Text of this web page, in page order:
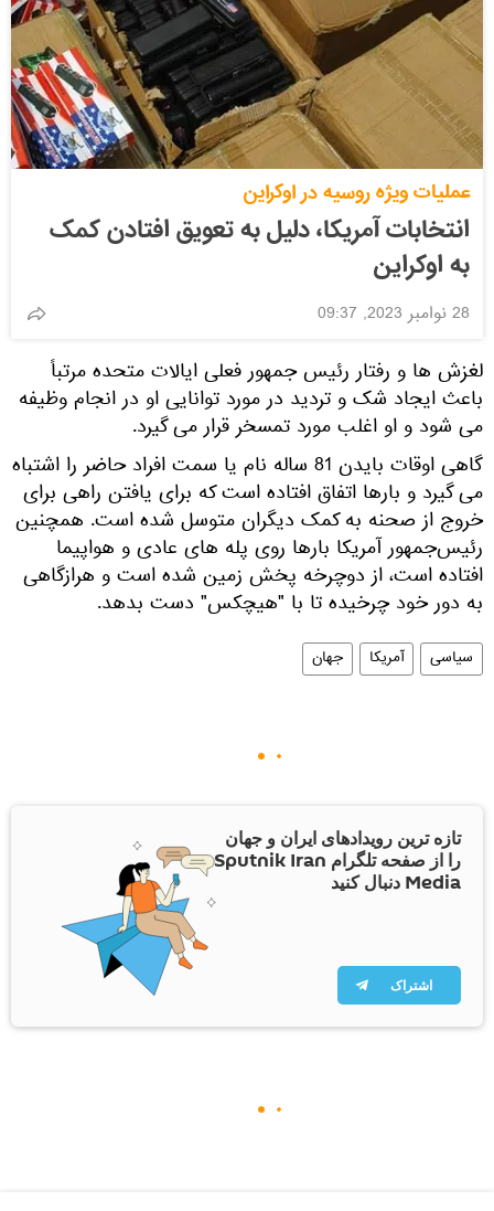
عملیات ویژه روسیه در اوکراین
انتخابات آمریکا، دلیل به تعویق افتادن کمک
به اوکراین
28 نوامبر 2023, 09:37
لغزش ها و رفتار رئیس جمهور فعلی ایالات متحده مرتباً
باعث ایجاد شک و تردید در مورد توانایی او در انجام وظیفه
می شود و او اغلب مورد تمسخر قرار می گیرد.
گاهی اوقات بایدن 81 ساله نام یا سمت افراد حاضر را اشتباه
می گیرد و بارها اتفاق افتاده است که برای یافتن راهی برای
خروج از صحنه به کمک دیگران متوسل شده است. همچنین
رئیس‌جمهور آمریکا بارها روی پله های عادی و هواپیما
افتاده است، از دوچرخه پخش زمین شده است و هرازگاهی
به دور خود چرخیده تا با "هیچکس" دست بدهد.
سیاسی آمریکا جهان
تازه ترین رویدادهای ایران و جهان
را از صفحه تلگرام Sputnik Iran
Media دنبال کنید
اشتراک